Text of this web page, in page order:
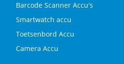
Barcode Scanner Accu's
Smartwatch accu
Toetsenbord Accu
Camera Accu